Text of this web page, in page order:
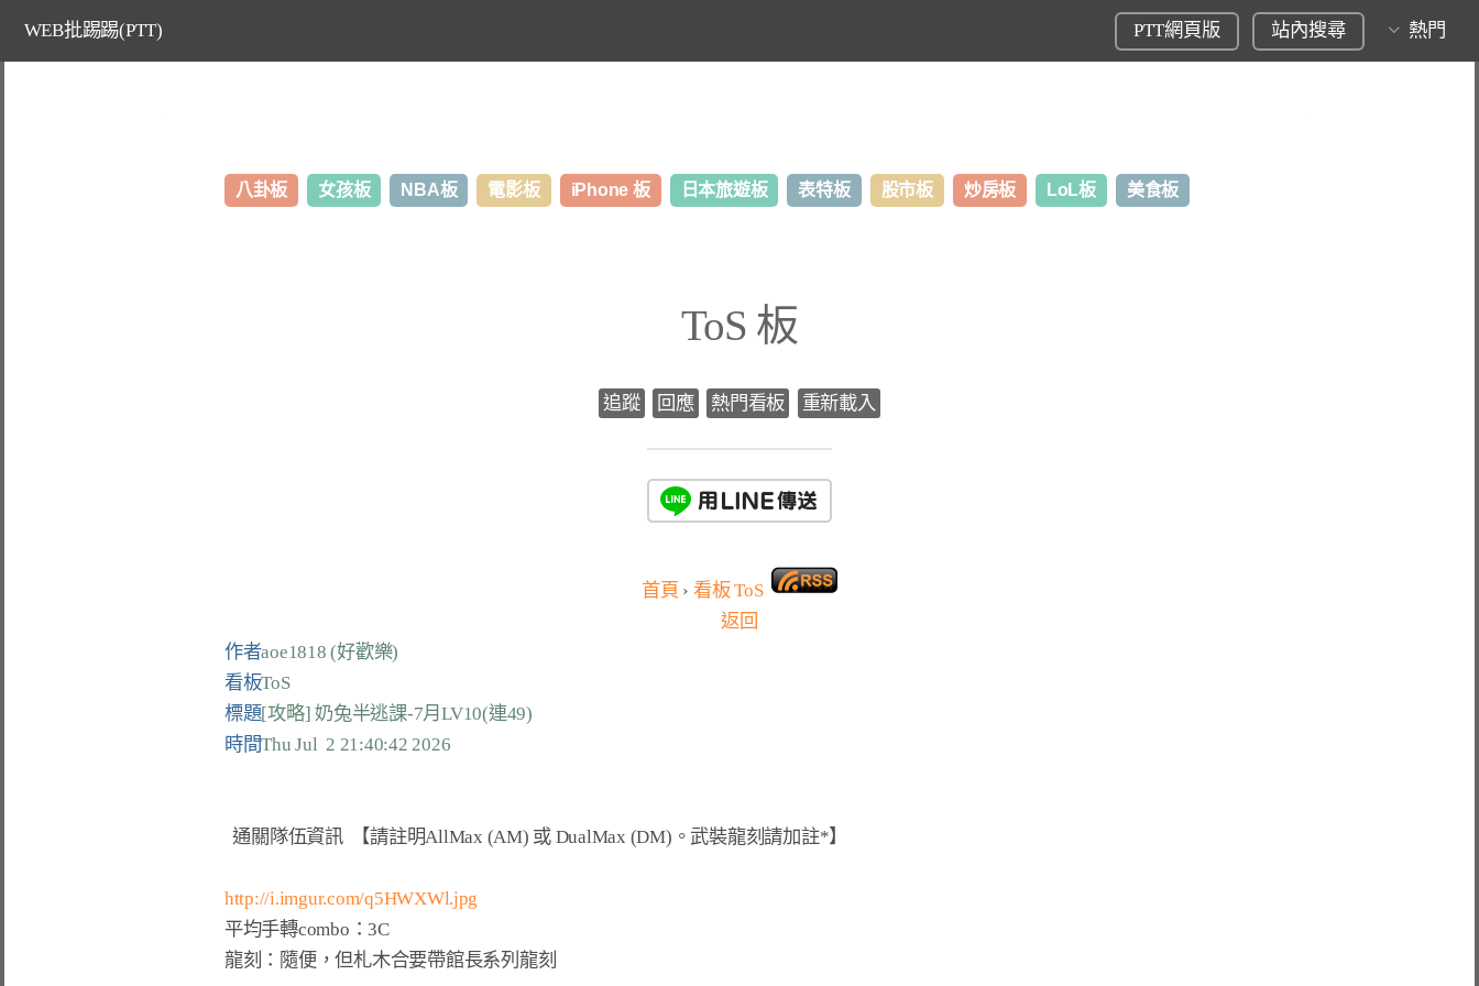
WEB批踢踢(PTT) PTT網頁版 站內搜尋 熱門
八卦板 女孩板 NBA板 電影板 iPhone 板 日本旅遊板 表特板 股市板 炒房板 LoL板 美食板
ToS 板
追蹤 回應 熱門看板 重新載入
首頁 › 看板ToS
返回
作者aoe1818 (好歡樂)
看板ToS
標題[攻略] 奶兔半逃課-7月LV10(連49)
時間Thu Jul  2 21:40:42 2026
  通關隊伍資訊
【請註明AllMax (AM) 或 DualMax (DM)。 武裝龍刻請加註*】
http://i.imgur.com/q5HWXWl.jpg
平均手轉combo：3C
龍刻：隨便，但札木合要帶館長系列龍刻